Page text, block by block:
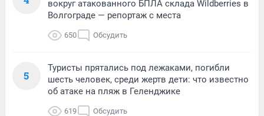
вокруг атакованного БПЛА склада Wildberries в
Волгограде — репортаж с места
650 Обсудить
5
Туристы прятались под лежаками, погибли
шесть человек, среди жертв дети: что известно
об атаке на пляж в Геленджике
619 Обсудить